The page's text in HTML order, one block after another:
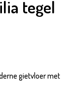
tegel
gietvloer met